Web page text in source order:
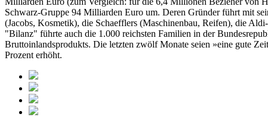
Schwarz-Gruppe 94 Milliarden Euro um. Deren Gründer führt mit
(Jacobs, Kosmetik), die Schaefflers (Maschinenbau, Reifen), die
"Bilanz" führte auch die 1.000 reichsten Familien in der
Bruttoinlandsprodukts. Die letzten zwölf Monate seien »eine gute
Prozent erhöht.